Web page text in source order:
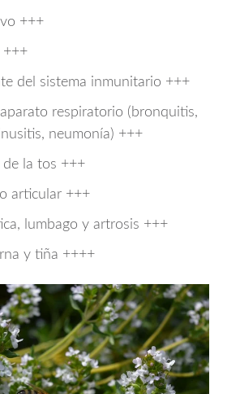
+++
+++
del sistema inmunitario +++
respiratorio (bronquitis,
neumonía) +++
de la tos +++
articular +++
lumbago y artrosis +++
y tiña ++++